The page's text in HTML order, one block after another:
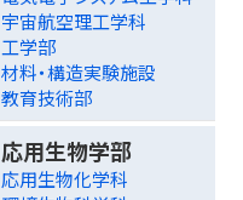
宇宙航空理工学科
工学部
材料・構造実験施設
教育技術部
応用生物学部
応用生物化学科